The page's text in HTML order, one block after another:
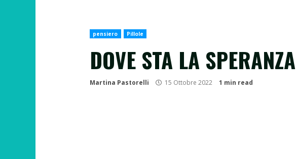
pensiero Pillole
DOVE STA LA SPERANZA
Martina Pastorelli 15 Ottobre 2022 1 min read